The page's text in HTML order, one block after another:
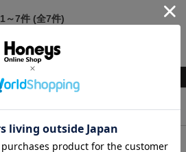
1～7件 (全7件)